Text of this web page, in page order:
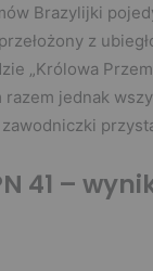
Brazylijki
z
„Królowa
razem jednak
41 –